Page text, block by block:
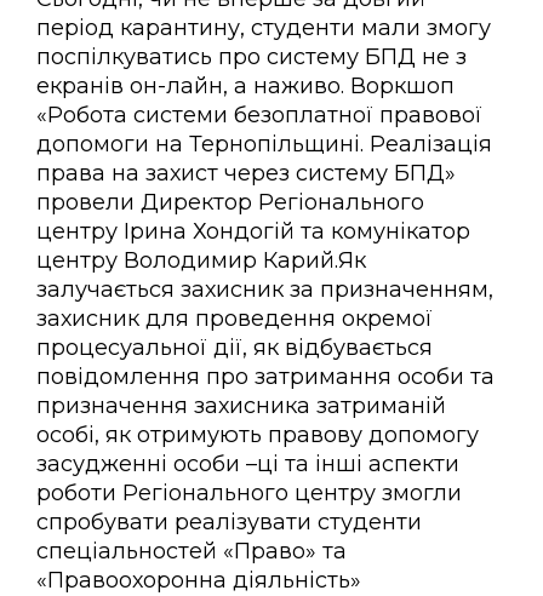
період карантину, студенти мали змогу
поспілкуватись про систему БПД не з
екранів он-лайн, а наживо. Воркшоп
«Робота системи безоплатної правової
допомоги на Тернопільщині. Реалізація
права на захист через систему БПД»
провели Директор Регіонального
центру Ірина Хондогій та комунікатор
центру Володимир Карий.Як
залучається захисник за призначенням,
захисник для проведення окремої
процесуальної дії, як відбувається
повідомлення про затримання особи та
призначення захисника затриманій
особі, як отримують правову допомогу
засудженні особи –ці та інші аспекти
роботи Регіонального центру змогли
спробувати реалізувати студенти
спеціальностей «Право» та
«Правоохоронна діяльність»